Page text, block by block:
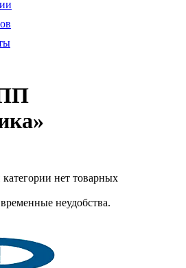
нет товарных
неудобства.